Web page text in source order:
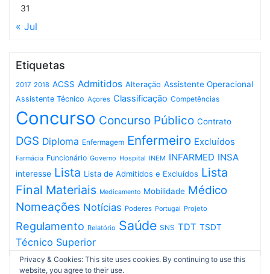
31
« Jul
Etiquetas
2017 2018 ACSS Admitidos Alteração Assistente Operacional
Assistente Técnico Açores Classificação Competências
Concurso Concurso Público Contrato
DGS Diploma Enfermagem Enfermeiro Excluídos
Farmácia Funcionário Governo Hospital INEM INFARMED INSA
interesse Lista Lista de Admitidos e Excluídos Lista
Final Materiais Medicamento Mobilidade Médico
Nomeações Notícias Poderes Portugal Projeto
Regulamento Relatório Saúde SNS TDT TSDT
Técnico Superior
Privacy & Cookies: This site uses cookies. By continuing to use this
website, you agree to their use.